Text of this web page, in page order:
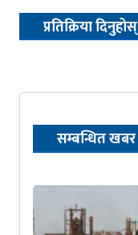
प्रतिक्रिया दिनुहोस्
सम्बन्धित खबर